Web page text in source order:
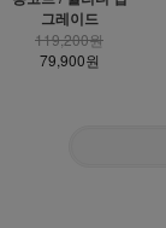
그레이드
119,200원
79,900원